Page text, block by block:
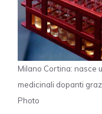
Milano Cortina: nasce
medicinali dopanti
Photo